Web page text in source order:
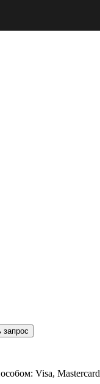
запрос
Visa,